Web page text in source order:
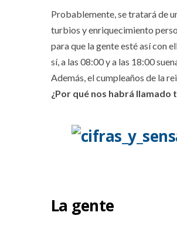
Probablemente, se tratará de
turbios y enriquecimiento
para que la gente esté así con
sí, a las 08:00 y a las 18:00
Además, el cumpleaños de la
¿Por qué nos habrá
La gente